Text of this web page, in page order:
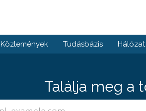
Közlemények Tudásbázis
Találja meg a